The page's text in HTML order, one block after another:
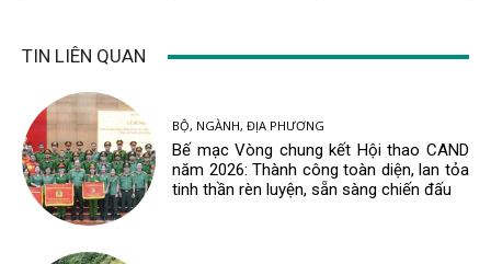
TIN LIÊN QUAN
BỘ, NGÀNH, ĐỊA PHƯƠNG
Bế mạc Vòng chung kết Hội thao CAND
năm 2026: Thành công toàn diện, lan tỏa
tinh thần rèn luyện, sẵn sàng chiến đấu